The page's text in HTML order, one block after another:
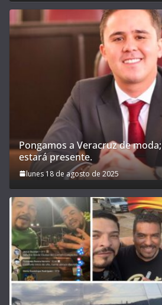
Pongamos a Veracruz de
estará presente.
lunes 18 de agosto de 2025